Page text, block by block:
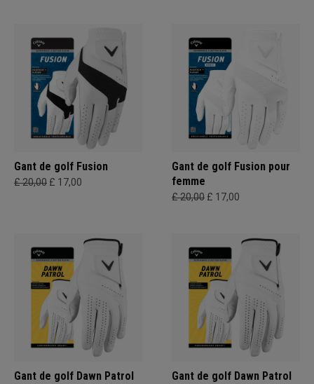
Gant de golf Fusion
£ 20,00 £ 17,00
Gant de golf Fusion pour
femme
£ 20,00 £ 17,00
Gant de golf Dawn Patrol Gant de golf Dawn Patrol